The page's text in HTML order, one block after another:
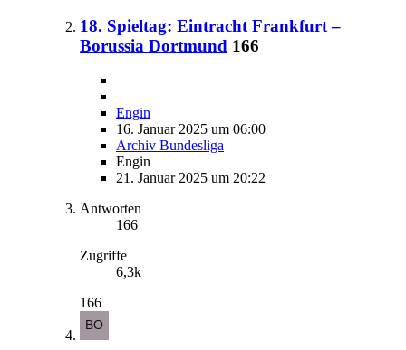
18. Spieltag: Eintracht Frankfurt –
Borussia Dortmund 166
Engin
16. Januar 2025 um 06:00
Archiv Bundesliga
Engin
21. Januar 2025 um 20:22
Antworten
166
Zugriffe
6,3k
166